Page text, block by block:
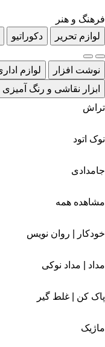
فرهنگ و هنر
لوازم تحریر
دکوراتیو
نوشت افزار لوازم
ابزار نقاشی و رنگ آمیزی
تراش
نوک اتود
جامدادی
مشاهده همه
خودکار | روان نویس
مداد | مداد نوکی
پاک کن | غلط گیر
ماژیک